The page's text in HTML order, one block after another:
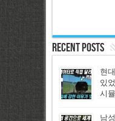
Recent Posts
현
있
시
남